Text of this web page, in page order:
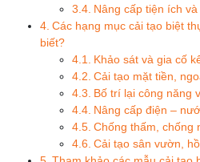
Nâng cấp tiện ích
Các hạng mục cải tạo biệt
biết?
Khảo sát và gia cố
Cải tạo mặt tiền,
Bố trí lại công năng
Nâng cấp điện –
Chống thấm, chống
Cải tạo sân vườn,